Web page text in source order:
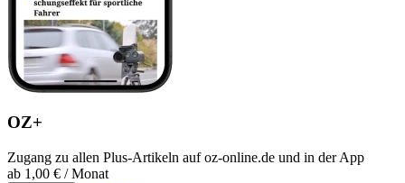
OZ+
Zugang zu allen Plus-Artikeln auf oz-online.de und in der App
ab 1,00 € / Monat